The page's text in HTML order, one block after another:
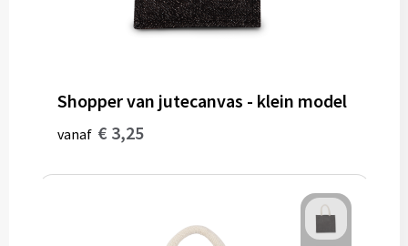
Shopper van jutecanvas - klein model
vanaf € 3,25